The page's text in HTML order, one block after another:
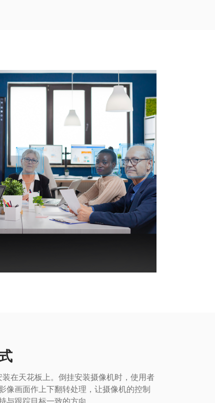
在天花板上。倒挂安装摄像机时，使用者
像画面作上下翻转处理，让摄像机的控制
与跟踪目标一致的方向。